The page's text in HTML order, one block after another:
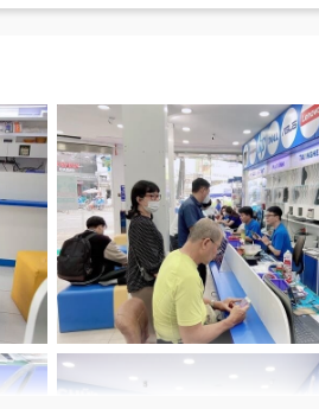
Tâm Bảo Hành One
HCM
vừa có thể thuận tiện di chuyển
trình sử dụng vì nhiều lý do